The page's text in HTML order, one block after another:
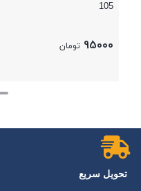
105
95000 تومان
تحویل سریع